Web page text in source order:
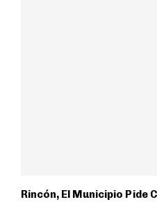
Rincón, El Municipio Pide